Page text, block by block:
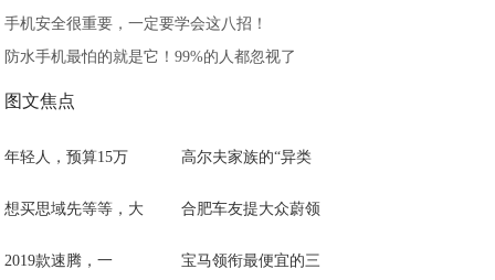
手机安全很重要，一定要学会这八招！
防水手机最怕的就是它！99%的人都忽视了
图文焦点
年轻人，预算15万 高尔夫家族的“异类
想买思域先等等，大 合肥车友提大众蔚领
2019款速腾，一 宝马领衔最便宜的三